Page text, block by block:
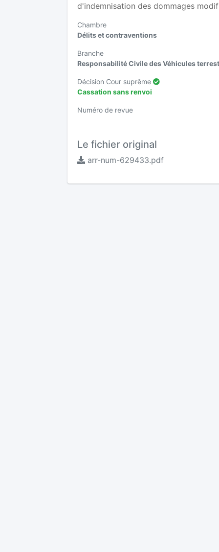
d'indemnisation des dommages
Chambre
Délits et contraventions
Branche
Responsabilité Civile des Véhicules
Décision Cour suprême
Cassation sans renvoi
Numéro de revue
Le fichier original
arr-num-629433.pdf